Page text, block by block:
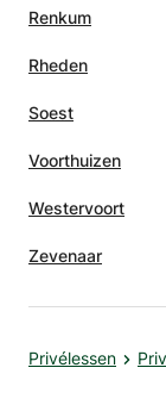
Renkum
Rheden
Soest
Voorthuizen
Westervoort
Zevenaar
Privélessen